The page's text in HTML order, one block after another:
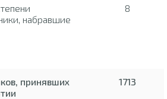
набравшие
8
принявших
1713